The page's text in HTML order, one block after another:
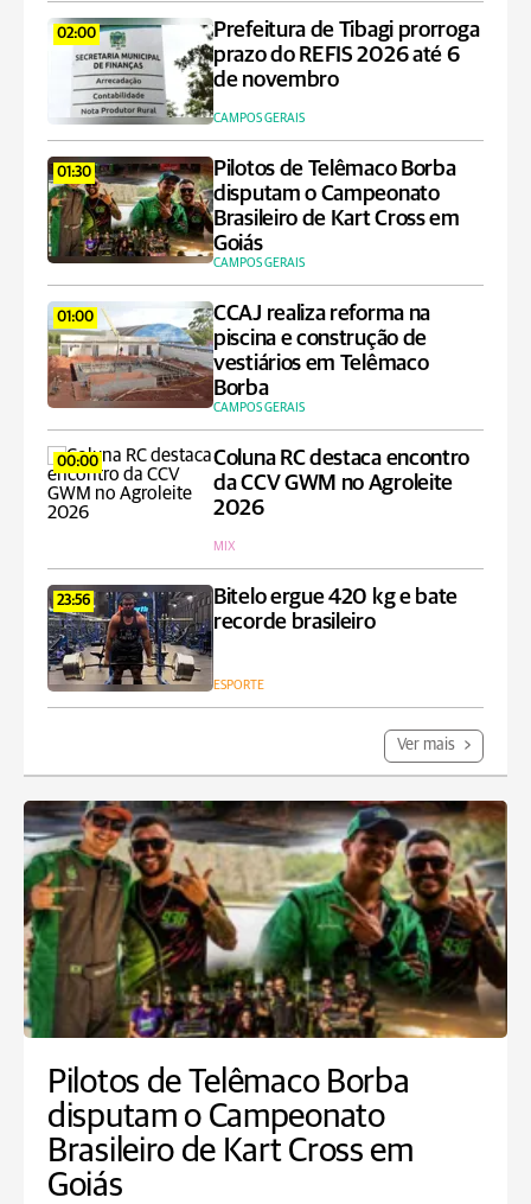
02:00
Prefeitura de Tibagi prorroga
prazo do REFIS 2026 até 6
de novembro
CAMPOS GERAIS
01:30
Pilotos de Telêmaco Borba
disputam o Campeonato
Brasileiro de Kart Cross em
Goiás
CAMPOS GERAIS
01:00
CCAJ realiza reforma na
piscina e construção de
vestiários em Telêmaco
Borba
CAMPOS GERAIS
00:00
Coluna RC destaca encontro
da CCV GWM no Agroleite
2026
MIX
23:56
Bitelo ergue 420 kg e bate
recorde brasileiro
ESPORTE
Ver mais
Pilotos de Telêmaco Borba
disputam o Campeonato
Brasileiro de Kart Cross em
Goiás